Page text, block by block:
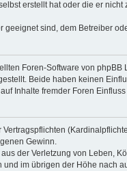
erstellt hat oder die er
sind, dem Betreiber
Foren-Software von phpBB
Beide haben keinen
Inhalte fremder Foren Einfluss
Gewinn.
der Verletzung von Leben,
im übrigen der Höhe nach